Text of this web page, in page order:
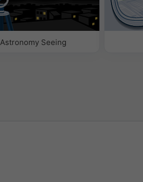
Astronomy Seeing